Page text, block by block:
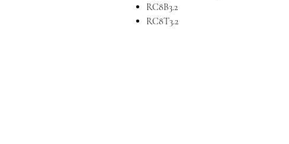
RC8B3.2
RC8T3.2